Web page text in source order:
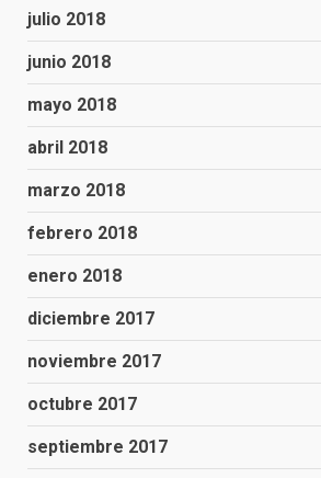
julio 2018
junio 2018
mayo 2018
abril 2018
marzo 2018
febrero 2018
enero 2018
diciembre 2017
noviembre 2017
octubre 2017
septiembre 2017